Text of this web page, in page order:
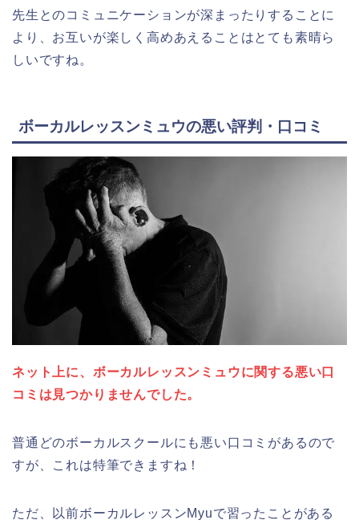
先生とのコミュニケーションが深まったりすることに
より、お互いが楽しく高めあえることはとても素晴ら
しいですね。
ボーカルレッスンミュウの悪い評判・口コミ
ネット上に、ボーカルレッスンミュウに関する悪い口
コミは見つかりませんでした。
普通どのボーカルスクールにも悪い口コミがあるので
すが、これは特筆できますね！
ただ、以前ボーカルレッスンMyuで習ったことがある